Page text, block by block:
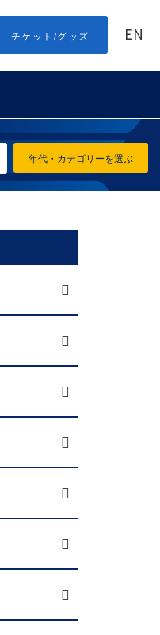
チケット/グッズ EN
年代・カテゴリーを選ぶ